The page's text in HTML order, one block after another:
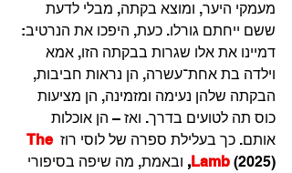
מעמקי היער, ומוצא בקתה, מבלי לדעת
ששם ייחתם גורלו. כעת, היפכו את הנרטיב:
דמיינו את אלו שגרות בבקתה הזו, אמא
וילדה בת אחת־עשרה, הן נראות חביבות,
הבקתה שלהן נעימה ומזמינה, הן מציעות
כוס תה לטועים בדרך. ואז – הן אוכלות
אותם. כך בעלילת ספרה של לוסי רוז The
Lamb (2025)
, ובאמת, מה שיפה בסיפורי